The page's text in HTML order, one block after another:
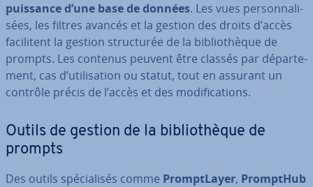
puissance d’une base de données. Les vues per­son­na­li­
sées, les filtres avancés et la gestion des droits d’accès
fa­ci­li­tent la gestion struc­tu­rée de la bi­blio­thèque de
prompts. Les contenus peuvent être classés par dé­par­te­
ment, cas d’uti­li­sa­tion ou statut, tout en assurant un
contrôle précis de l’accès et des mo­di­fi­ca­tions.
Outils de gestion de la bi­blio­thèque de
prompts
Des outils spé­cia­li­sés comme Prompt­Layer, PromptHub